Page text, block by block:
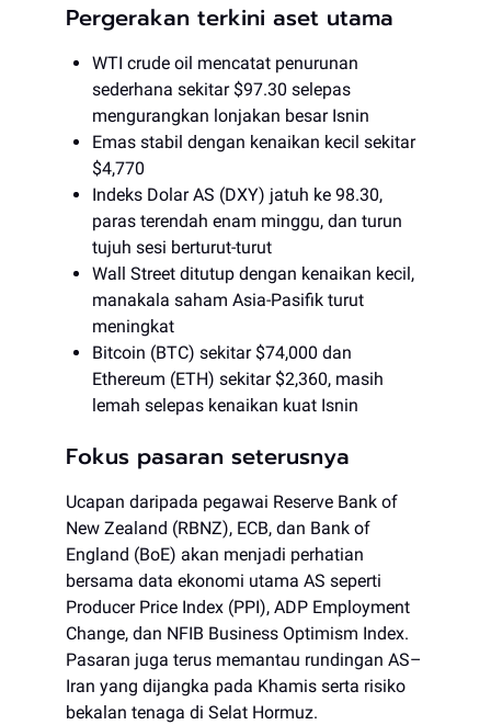
Pergerakan terkini aset utama
WTI crude oil mencatat penurunan
sederhana sekitar $97.30 selepas
mengurangkan lonjakan besar Isnin
Emas stabil dengan kenaikan kecil sekitar
$4,770
Indeks Dolar AS (DXY) jatuh ke 98.30,
paras terendah enam minggu, dan turun
tujuh sesi berturut-turut
Wall Street ditutup dengan kenaikan kecil,
manakala saham Asia-Pasifik turut
meningkat
Bitcoin (BTC) sekitar $74,000 dan
Ethereum (ETH) sekitar $2,360, masih
lemah selepas kenaikan kuat Isnin
Fokus pasaran seterusnya
Ucapan daripada pegawai Reserve Bank of
New Zealand (RBNZ), ECB, dan Bank of
England (BoE) akan menjadi perhatian
bersama data ekonomi utama AS seperti
Producer Price Index (PPI), ADP Employment
Change, dan NFIB Business Optimism Index.
Pasaran juga terus memantau rundingan AS–
Iran yang dijangka pada Khamis serta risiko
bekalan tenaga di Selat Hormuz.